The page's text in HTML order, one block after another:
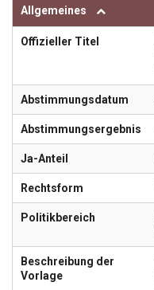
Allgemeines
Offizieller Titel
Abstimmungsdatum
Abstimmungsergebnis
Ja-Anteil
Rechtsform
Politikbereich
Beschreibung der
Vorlage